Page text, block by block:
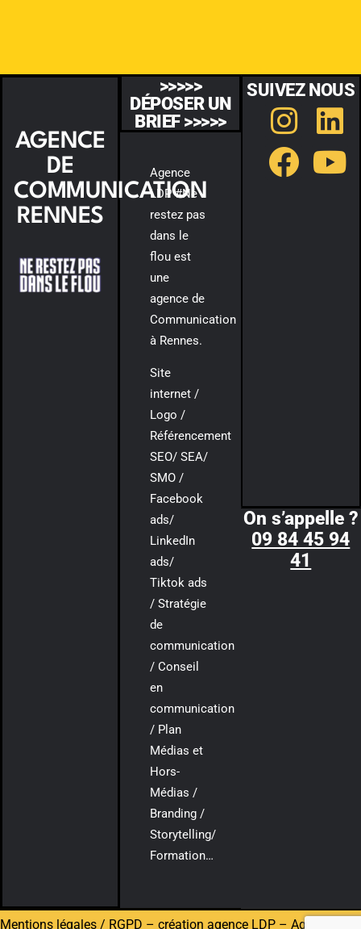
AGENCE
DE
COMMUNICATION
RENNES
>>>>>
DÉPOSER UN
BRIEF >>>>>
Agence
LDP #Ne
restez pas
dans le
flou est
une
agence de
Communication
à Rennes.
Site
internet /
Logo /
Référencement
SEO/ SEA/
SMO /
Facebook
ads/
LinkedIn
ads/
Tiktok ads
/ Stratégie
de
communication
/ Conseil
en
communication
/ Plan
Médias et
Hors-
Médias /
Branding /
Storytelling/
Formation…
SUIVEZ NOUS
On s’appelle ?
09 84 45 94
41
Mentions légales / RGPD – création agence LDP – Agence de